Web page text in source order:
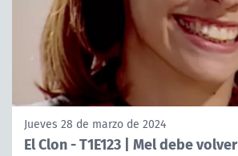
Jueves 28 de marzo de 2024
El Clon - T1E123 | Mel debe volver